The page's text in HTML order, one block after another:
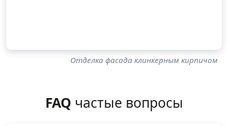
Отделка фасада клинкерным кирпичом
FAQ частые вопросы